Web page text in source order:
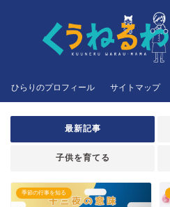
ひらりのプロフィール サイトマップ
最新記事
子供を育てる
季節の行事を知る